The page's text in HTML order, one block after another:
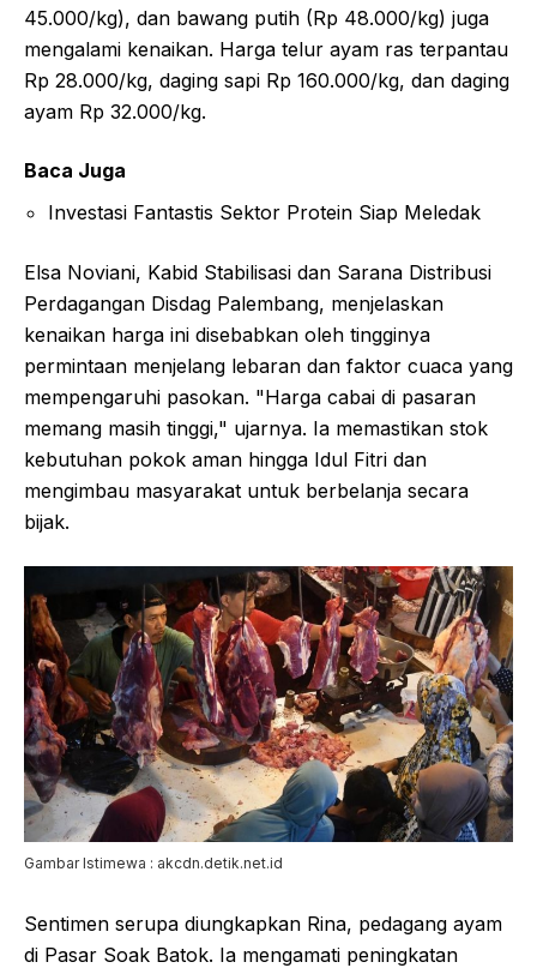
45.000/kg), dan bawang putih (Rp 48.000/kg) juga
mengalami kenaikan. Harga telur ayam ras terpantau
Rp 28.000/kg, daging sapi Rp 160.000/kg, dan daging
ayam Rp 32.000/kg.
Baca Juga
Investasi Fantastis Sektor Protein Siap Meledak
Elsa Noviani, Kabid Stabilisasi dan Sarana Distribusi
Perdagangan Disdag Palembang, menjelaskan
kenaikan harga ini disebabkan oleh tingginya
permintaan menjelang lebaran dan faktor cuaca yang
mempengaruhi pasokan. "Harga cabai di pasaran
memang masih tinggi," ujarnya. Ia memastikan stok
kebutuhan pokok aman hingga Idul Fitri dan
mengimbau masyarakat untuk berbelanja secara
bijak.
Gambar Istimewa : akcdn.detik.net.id
Sentimen serupa diungkapkan Rina, pedagang ayam
di Pasar Soak Batok. Ia mengamati peningkatan